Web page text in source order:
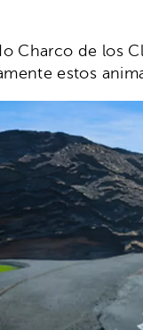
Charco de los
estos